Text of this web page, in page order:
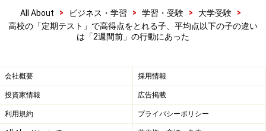
「if it rains」と現在形で表します。tomorrowがつくのに
「if it will rain」とはしないのです。
tomorrowがつくけれど副詞節では現在形ね」と、それ以
上あまり深く考えることをしないのではないでしょう
か。そして数週間後にもう一度復習してみると、「あ
れ、tomorrowがつくのに未来形じゃないの？」と、なぜ
All About > ビジネス・学習 > 学習・受験 > 大学受験
>
高校の「定期テスト」で高得点をとれる子、平均点以下の子の違い
は「2週間前」の行動にあった
会社概要 採用情報
投資家情報 広告掲載
利用規約 プライバシーポリシー